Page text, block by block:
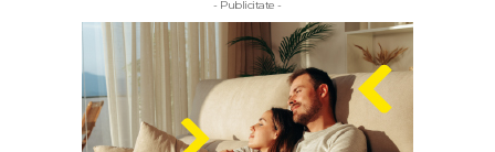
- Publicitate -